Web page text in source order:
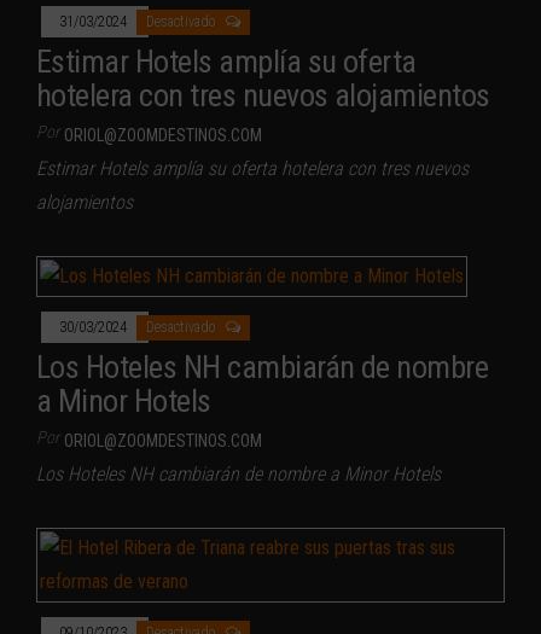
31/03/2024 Desactivado
Estimar Hotels amplía su oferta
hotelera con tres nuevos alojamientos
Por ORIOL@ZOOMDESTINOS.COM
Estimar Hotels amplía su oferta hotelera con tres nuevos
alojamientos
30/03/2024 Desactivado
Los Hoteles NH cambiarán de nombre
a Minor Hotels
Por ORIOL@ZOOMDESTINOS.COM
Los Hoteles NH cambiarán de nombre a Minor Hotels